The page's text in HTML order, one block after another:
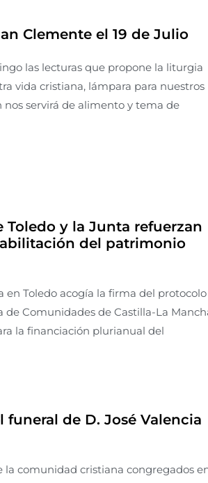
Clemente el 19 de Julio
las lecturas que propone la liturgia
vida cristiana, lámpara para nuestros
nos servirá de alimento y tema de
Toledo y la Junta refuerzan
del patrimonio
en Toledo acogía la firma del protocolo
Comunidades de Castilla-La
la financiación plurianual del
de D. José Valencia
la comunidad cristiana congregados